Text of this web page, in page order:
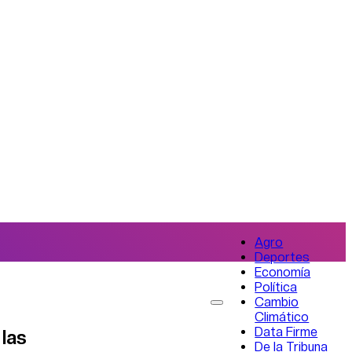
Agro
Deportes
Economía
Política
Cambio
Climático
Data Firme
De la Tribuna